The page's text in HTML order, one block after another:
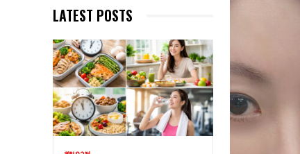
LATEST POSTS